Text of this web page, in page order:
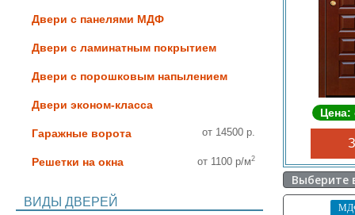
Двери с панелями МДФ
Двери с ламинатным покрытием
Двери с порошковым напылением
Двери эконом-класса
Гаражные ворота от 14500 р.
Решетки на окна от 1100 р/м2
ВИДЫ ДВЕРЕЙ
Цена:
Выберите